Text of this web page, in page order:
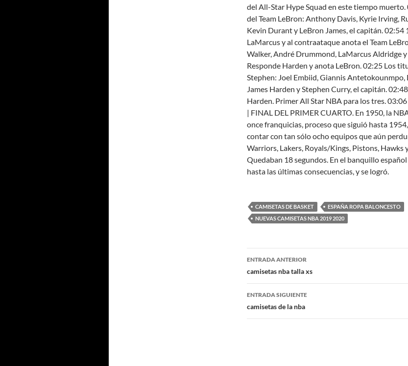
del All-Star Hype Squad en este tiempo
del Team LeBron: Anthony Davis, Kyrie Irving,
Kevin Durant y LeBron James, el capitán. 02:54
LaMarcus y al contraataque anota el Team
Walker, André Drummond, LaMarcus Aldridge y
Responde Harden y anota LeBron. 02:25 Los
Stephen: Joel Embiid, Giannis Antetokounmpo,
James Harden y Stephen Curry, el capitán.
Harden. Primer All Star NBA para los tres.
| FINAL DEL PRIMER CUARTO. En 1950, la
once franquicias, proceso que siguió hasta
contar con tan sólo ocho equipos que aún
Warriors, Lakers, Royals/Kings, Pistons, Hawks
Quedaban 18 segundos. En el banquillo
hasta las últimas consecuencias, y se logró.
CAMISETAS DE BASKET
ESPAÑA ROPA BALONCESTO
NUEVAS CAMISETAS NBA 2019 2020
Navegación
de
entradas
ENTRADA ANTERIOR
camisetas nba talla xs
ENTRADA SIGUIENTE
camisetas de la nba